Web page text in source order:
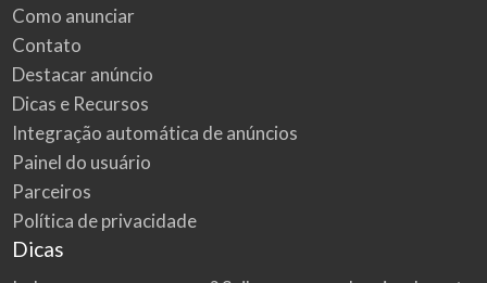
Como anunciar
Contato
Destacar anúncio
Dicas e Recursos
Integração automática de anúncios
Painel do usuário
Parceiros
Política de privacidade
Dicas